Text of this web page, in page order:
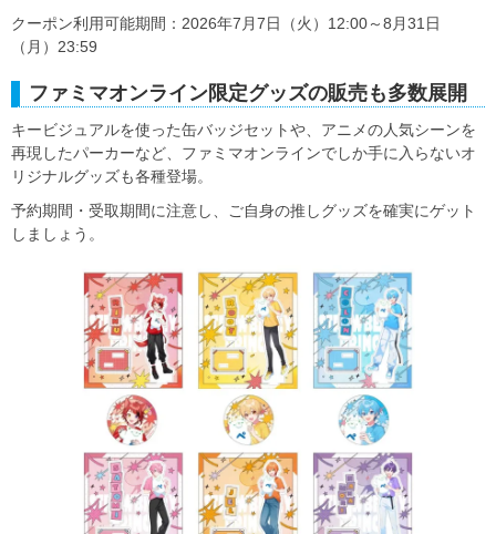
クーポン利用可能期間：2026年7月7日（火）12:00～8月31日
（月）23:59
ファミマオンライン限定グッズの販売も多数展開
キービジュアルを使った缶バッジセットや、アニメの人気シーンを
再現したパーカーなど、ファミマオンラインでしか手に入らないオ
リジナルグッズも各種登場。
予約期間・受取期間に注意し、ご自身の推しグッズを確実にゲット
しましょう。